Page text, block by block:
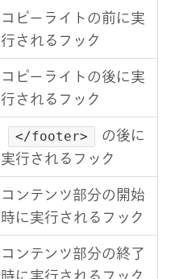
コピーライトの前に実
行されるフック
コピーライトの後に実
行されるフック
</footer>
の後に
実行されるフック
コンテンツ部分の開始
時に実行されるフック
コンテンツ部分の終了
時に実行されるフック